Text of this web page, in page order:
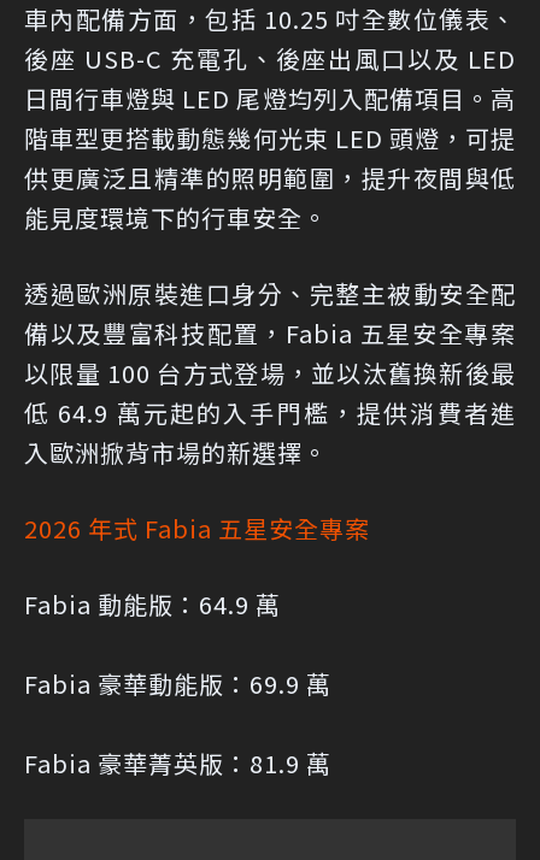
車內配備方面，包括 10.25 吋全數位儀表、
後座 USB-C 充電孔、後座出風口以及 LED
日間行車燈與 LED 尾燈均列入配備項目。高
階車型更搭載動態幾何光束 LED 頭燈，可提
供更廣泛且精準的照明範圍，提升夜間與低
能見度環境下的行車安全。
透過歐洲原裝進口身分、完整主被動安全配
備以及豐富科技配置，Fabia 五星安全專案
以限量 100 台方式登場，並以汰舊換新後最
低 64.9 萬元起的入手門檻，提供消費者進
入歐洲掀背市場的新選擇。
2026 年式 Fabia 五星安全專案
Fabia 動能版：64.9 萬
Fabia 豪華動能版：69.9 萬
Fabia 豪華菁英版：81.9 萬